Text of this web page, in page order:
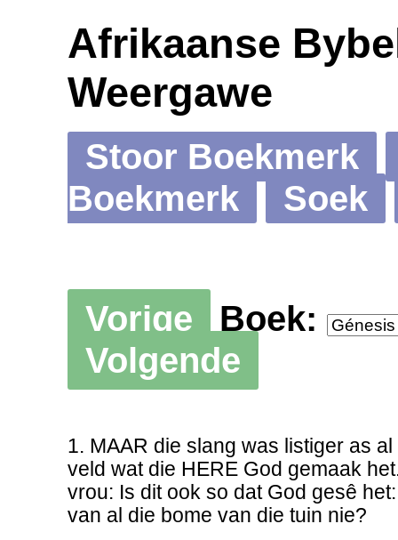
Afrikaanse
Weergawe
Stoor Boekmerk
Boekmerk
Soek
Vorige
Boek:
Volgende
1. MAAR die slang was listiger as
veld wat die HERE God gemaak
vrou: Is dit ook so dat God gesê
van al die bome van die tuin nie?